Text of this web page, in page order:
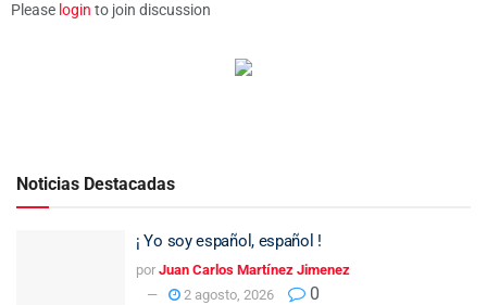
Please login to join discussion
Noticias Destacadas
¡ Yo soy español, español !
por Juan Carlos Martínez Jimenez
2 agosto, 2026
0